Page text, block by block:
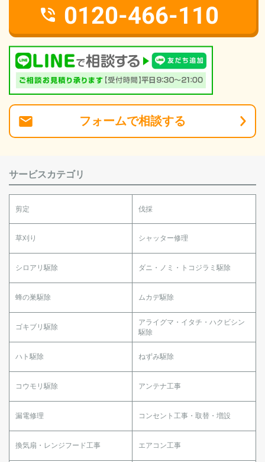
0120-466-110
フォームで相談する
サービスカテゴリ
剪定 伐採
草刈り シャッター修理
シロアリ駆除 ダニ・ノミ・トコジラミ駆除
蜂の巣駆除 ムカデ駆除
ゴキブリ駆除
アライグマ・イタチ・ハクビシン
駆除
ハト駆除 ねずみ駆除
コウモリ駆除 アンテナ工事
漏電修理 コンセント工事・取替・増設
換気扇・レンジフード工事 エアコン工事